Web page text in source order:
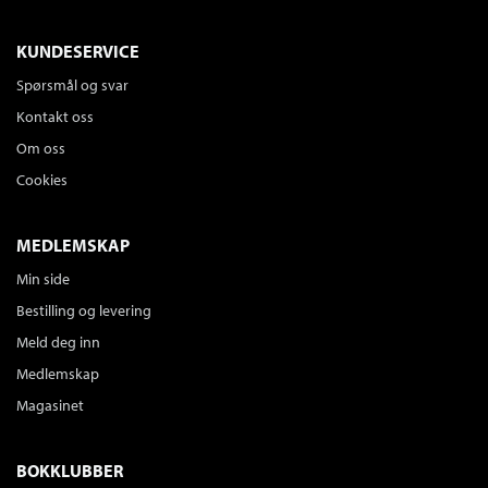
KUNDESERVICE
Spørsmål og svar
Kontakt oss
Om oss
Cookies
MEDLEMSKAP
Min side
Bestilling og levering
Meld deg inn
Medlemskap
Magasinet
BOKKLUBBER